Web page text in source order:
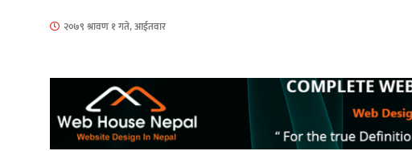
२०७९ श्रावण १ गते, आईतवार